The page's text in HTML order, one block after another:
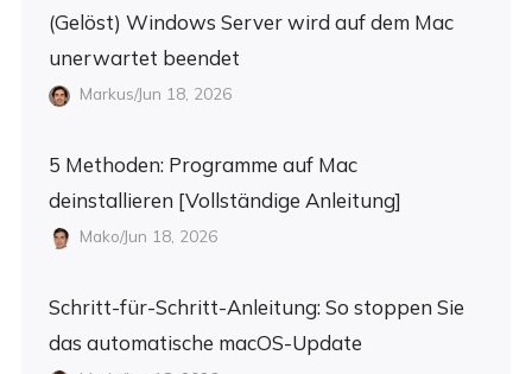
(Gelöst) Windows Server wird auf dem Mac
unerwartet beendet
Markus/Jun 18, 2026
5 Methoden: Programme auf Mac
deinstallieren [Vollständige Anleitung]
Mako/Jun 18, 2026
Schritt-für-Schritt-Anleitung: So stoppen Sie
das automatische macOS-Update